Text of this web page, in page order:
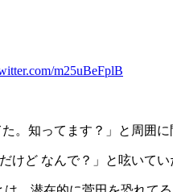
m25uBeFplB
。知ってます？」と周囲に
けど なんで？」と呟いてい